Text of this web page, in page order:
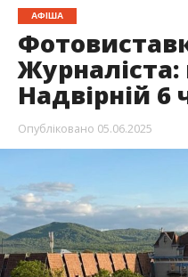
АФІША
Журналіста:
Надвірній 6
Опубліковано 05.06.2025